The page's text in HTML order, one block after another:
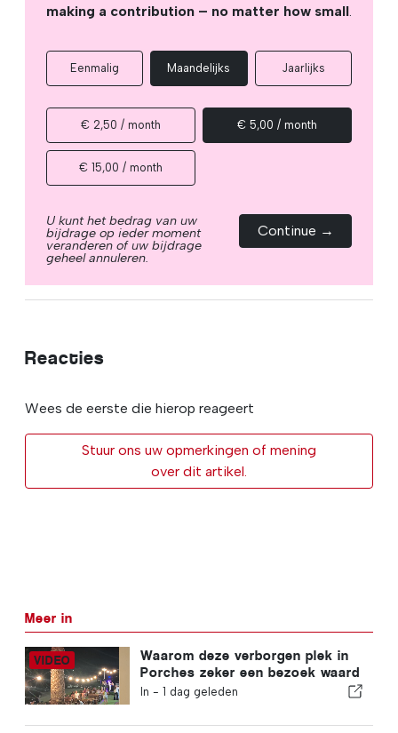
making a contribution – no matter how small.
Eenmalig Maandelijks Jaarlijks
€ 2,50 / month € 5,00 / month
€ 15,00 / month
U kunt het bedrag van uw
bijdrage op ieder moment
veranderen of uw bijdrage
geheel annuleren.
Continue →
Reacties
Wees de eerste die hierop reageert
Stuur ons uw opmerkingen of mening
over dit artikel.
Meer in
Waarom deze verborgen plek in
Porches zeker een bezoek waard
isIn - 1 dag geleden